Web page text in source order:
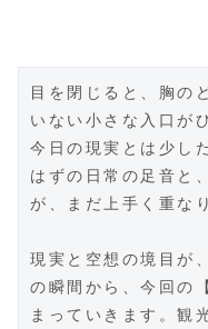
目を閉じると、胸の
いない小さな入口が
今日の現実とは少し
はずの日常の足音と
が、まだ上手く重な
現実と空想の境目が
の瞬間から、今回の
まっていきます。観